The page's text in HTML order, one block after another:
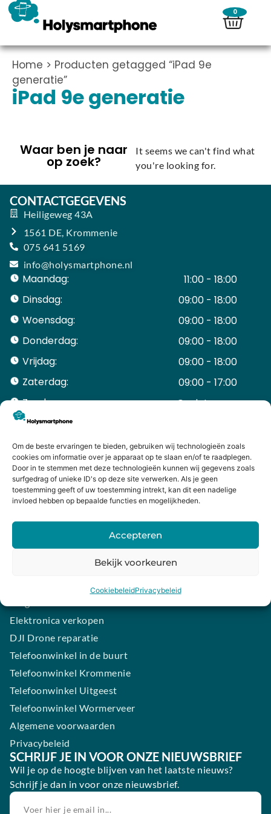
Om de beste ervaringen te bieden, gebruiken wij technologieën zoals
cookies om informatie over je apparaat op te slaan en/of te raadplegen.
Door in te stemmen met deze technologieën kunnen wij gegevens zoals
surfgedrag of unieke ID's op deze site verwerken. Als je geen
toestemming geeft of uw toestemming intrekt, kan dit een nadelige
invloed hebben op bepaalde functies en mogelijkheden.
Accepteren
Bekijk voorkeuren
CookiebeleidPrivacybeleid
0
Home > Producten getagged “iPad 9e
generatie”
iPad 9e generatie
Waar ben je naar
op zoek?
It seems we can't find what
you're looking for.
CONTACTGEGEVENS
Heiligeweg 43A
1561 DE, Krommenie
075 641 5169
info@holysmartphone.nl
Maandag:
11:00 - 18:00
Dinsdag:
09:00 - 18:00
Woensdag:
09:00 - 18:00
Donderdag:
09:00 - 18:00
Vrijdag:
09:00 - 18:00
Zaterdag:
09:00 - 17:00
Zondag:
Gesloten ​ ​ ​ ​ ​ ​ ​
ACCOUNT
Bestellingen
Mijn winkelwagen
HANDIGE LINKS
Levering en retourneren
iPhone laten maken
Samsung smartphone laten maken
Elektronica verkopen
DJI Drone reparatie
Telefoonwinkel in de buurt
Telefoonwinkel Krommenie
Telefoonwinkel Uitgeest
Telefoonwinkel Wormerveer
Algemene voorwaarden
Privacybeleid
SCHRIJF JE IN VOOR ONZE NIEUWSBRIEF
Wil je op de hoogte blijven van het laatste nieuws?
Schrijf je dan in voor onze nieuwsbrief.